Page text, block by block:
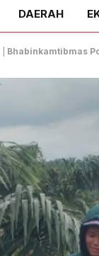
DAERAH
Bhabinkamtibmas